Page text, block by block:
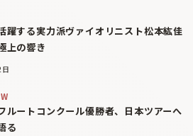
躍する実力派ヴァイオリニスト松本紘佳
上の響き
ルートコンクール優勝者、日本ツアーへ
る